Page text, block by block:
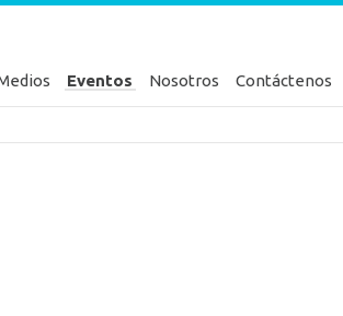
Eventos Nosotros Contáctenos